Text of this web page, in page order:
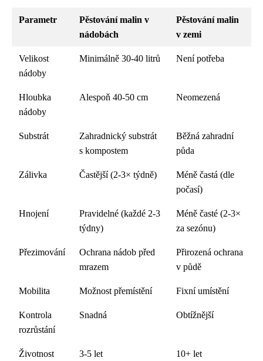
Parametr
Pěstování malin v
nádobách
Pěstování malin
v zemi
Velikost
nádoby
Minimálně 30-40 litrů Není potřeba
Hloubka
nádoby
Alespoň 40-50 cm Neomezená
Substrát
Zahradnický substrát
s kompostem
Běžná zahradní
půda
Zálivka Častější (2-3× týdně)
Méně častá (dle
počasí)
Hnojení
Pravidelné (každé 2-3
týdny)
Méně časté (2-3×
za sezónu)
Přezimování
Ochrana nádob před
mrazem
Přirozená ochrana
v půdě
Mobilita Možnost přemístění Fixní umístění
Kontrola
rozrůstání
Snadná Obtížnější
Životnost
3-5 let 10+ let